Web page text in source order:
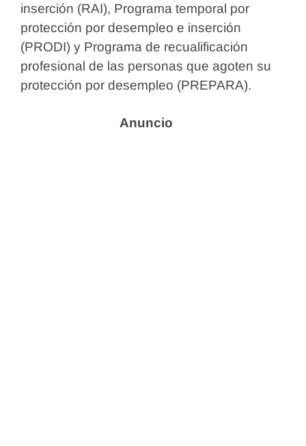
inserción (RAI), Programa temporal por
protección por desempleo e inserción
(PRODI) y Programa de recualificación
profesional de las personas que agoten su
protección por desempleo (PREPARA).